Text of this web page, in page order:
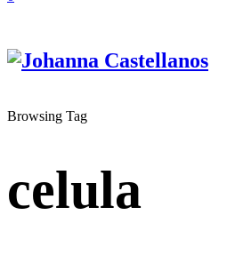
Browsing Tag
celula